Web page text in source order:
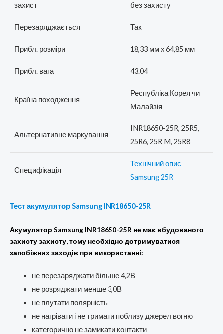
захист без захисту
Перезаряджається Так
Прибл. розміри 18,33 мм x 64,85 мм
Прибл. вага 43.04
Країна походження
Республіка Корея чи
Малайзія
Альтернативне маркування
INR18650-25R, 25R5,
25R6, 25R M, 25R8
Специфікація
Технічний опис
Samsung 25R
Тест акумулятор Samsung INR18650-25R
Акумулятор Samsung INR18650-25R не має вбудованого
захисту захисту, тому необхідно дотримуватися
запобіжних заходів при використанні:
не перезаряджати більше 4,2В
не розряджати менше 3,0В
не плутати полярність
не нагрівати і не тримати поблизу джерел вогню
категорично не замикати контакти